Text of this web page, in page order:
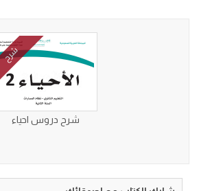
شرح
شرح دروس احياء